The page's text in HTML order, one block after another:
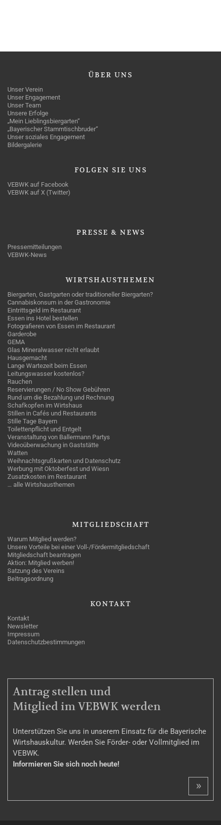
ÜBER UNS
Unser Verein
Unser Engagement
Unser Team
Unsere Erfolge
„Mein Lieblingsbiergarten“
„Bayerischer Stammtischbruder“
Unser soziales Engagement
Bildergalerie
FOLGEN SIE UNS
VEBWK auf Facebook
VEBWK auf X (Twitter)
PRESSE & NEWS
Pressemitteilungen
VEBWK-News
WIRTSHAUSTHEMEN
Biergarten, Gastgarten oder traditioneller Biergarten?
Cannabiskonsum in der Gastronomie
Eintrittsgeld im Restaurant
Essen ins Hotel bestellen
Fotografieren von Essen im Restaurant
Garderobe
GEMA
Glas Mineralwasser nicht erlaubt
Hausgemacht
Lange Wartezeit beim Essen
Leitungswasser kostenlos?
Rauchen
Reservierungen / No Show Gebühren
Rund um die Bezahlung und Rechnung
Schafkopfen im Wirtshaus
Stillen in Cafés und Restaurants
Stille Tage Bayern
Toilettenpflicht und Entgelt
Veranstaltung von Ballermann Partys
Videoüberwachung in Gaststätte
Watten
Weihnachtsgrußkarten und Datenschutz
Werbung mit Oktoberfest und Wiesn
Zusatzkosten im Restaurant
… alle Wirtshausthemen
MITGLIEDSCHAFT
Warum Mitglied werden?
Unsere Vorteile bei einer Voll-/Fördermitgliedschaft
Mitgliedschaft beantragen
Aktion: Mitglied werben!
Satzung des Vereins
Beitragsordnung
KONTAKT
Kontakt
Newsletter
Impressum
Datenschutzbestimmungen
MITGLIEDSCHAFT
Antrag stellen und
Mitglied im VEBWK werden
Unterstützen Sie uns in unserem Einsatz für die Bayerische
Wirtshauskultur. Werden Sie Förder- oder Vollmitglied im
VEBWK.
Informieren Sie sich noch heute!
»